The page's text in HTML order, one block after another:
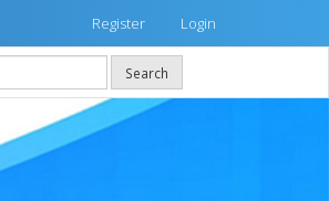
Register Login
Search